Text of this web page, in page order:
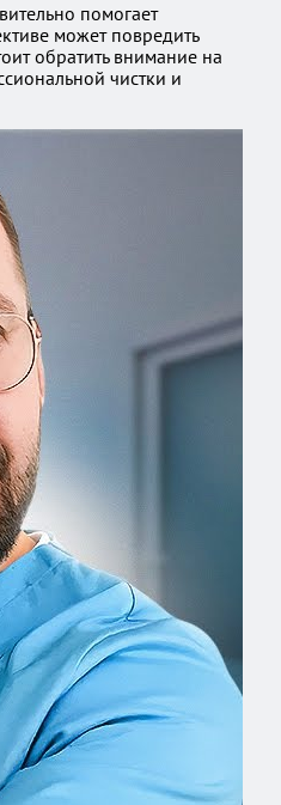
помогает
может повредить
обратить внимание на
чистки и